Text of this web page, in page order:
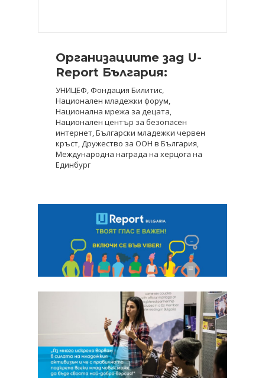
Организациите зад U-
Report България:
УНИЦЕФ, Фондация Билитис,
Национален младежки форум,
Национална мрежа за децата,
Национален център за безопасен
интернет, Български младежки червен
кръст, Дружество за ООН в България,
Международна награда на херцога на
Единбург